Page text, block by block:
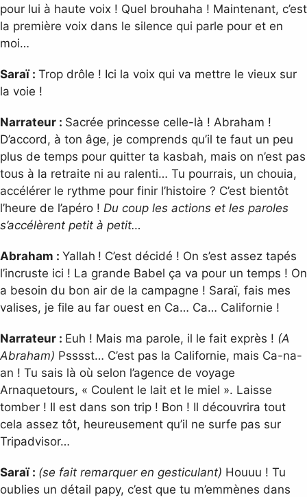
pour lui à haute voix ! Quel brouhaha ! Maintenant, c’est
la première voix dans le silence qui parle pour et en
moi…
Saraï : Trop drôle ! Ici la voix qui va mettre le vieux sur
la voie !
Narrateur : Sacrée princesse celle-là ! Abraham !
D’accord, à ton âge, je comprends qu’il te faut un peu
plus de temps pour quitter ta kasbah, mais on n’est pas
tous à la retraite ni au ralenti… Tu pourrais, un chouia,
accélérer le rythme pour finir l’histoire ? C’est bientôt
l’heure de l’apéro ! Du coup les actions et les paroles
s’accélèrent petit à petit…
Abraham : Yallah ! C’est décidé ! On s’est assez tapés
l’incruste ici ! La grande Babel ça va pour un temps ! On
a besoin du bon air de la campagne ! Saraï, fais mes
valises, je file au far ouest en Ca… Ca… Californie !
Narrateur : Euh ! Mais ma parole, il le fait exprès ! (A
Abraham) Psssst… C’est pas la Californie, mais Ca-na-
an ! Tu sais là où selon l’agence de voyage
Arnaquetours, « Coulent le lait et le miel ». Laisse
tomber ! Il est dans son trip ! Bon ! Il découvrira tout
cela assez tôt, heureusement qu’il ne surfe pas sur
Tripadvisor…
Saraï : (se fait remarquer en gesticulant) Houuu ! Tu
oublies un détail papy, c’est que tu m’emmènes dans